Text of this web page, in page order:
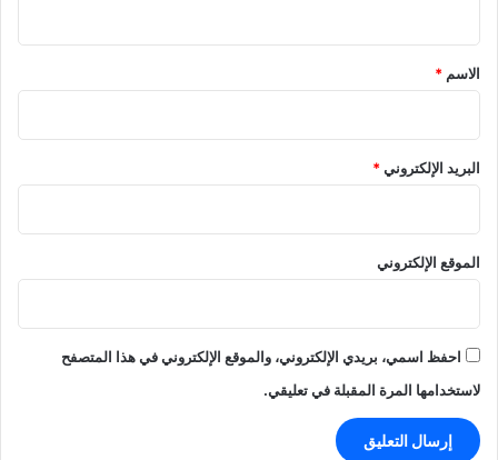
*
الاسم *
البريد الإلكتروني*
الموقع الإلكتروني
احفظ اسمي، بريدي الإلكتروني، والموقع الإلكتروني في هذا المتصفح
لاستخدامها المرة المقبلة في تعليقي.